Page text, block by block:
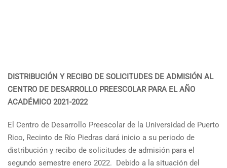
DISTRIBUCIÓN Y RECIBO DE SOLICITUDES DE ADMISIÓN AL
CENTRO DE DESARROLLO PREESCOLAR PARA EL AÑO
ACADÉMICO 2021-2022
El Centro de Desarrollo Preescolar de la Universidad de Puerto
Rico, Recinto de Río Piedras dará inicio a su periodo de
distribución y recibo de solicitudes de admisión para el
segundo semestre enero 2022. Debido a la situación del